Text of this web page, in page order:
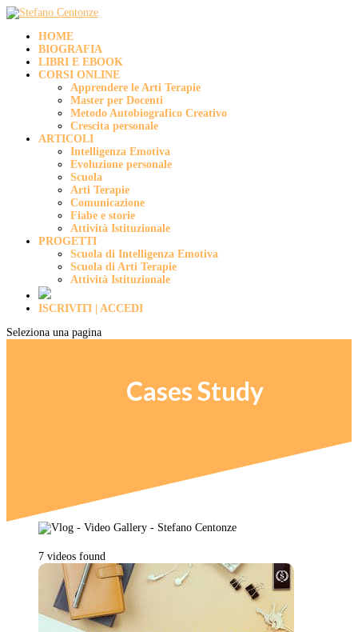
HOME
BIOGRAFIA
LIBRI E EBOOK
CORSI ONLINE
Apprendere le Arti Terapie
Master per Docenti
Metodo Autobiografico Creativo
Crescita personale
ARTICOLI
Intelligenza Emotiva
Evoluzione personale
Scuola
Arti Terapie
Comunicazione
Fiabe e storie
Attività Istituzionale
PROGETTI
Scuola di Intelligenza Emotiva
Scuola di Arti Terapie
Attività Istituzionale
ISCRIVITI | ACCEDI
Seleziona una pagina
Cases Study
7 videos found